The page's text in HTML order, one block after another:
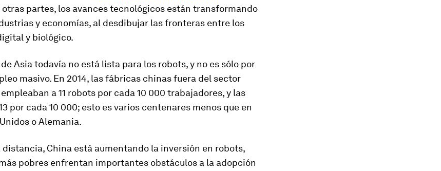
otras partes, los avances tecnológicos están transformando
y economías, al desdibujar las fronteras entre los
y biológico.
Asia todavía no está lista para los robots, y no es sólo por
masivo. En 2014, las fábricas chinas fuera del sector
a 11 robots por cada 10 000 trabajadores, y las
por cada 10 000; esto es varios centenares menos que en
o Alemania.
distancia, China está aumentando la inversión en robots,
pobres enfrentan importantes obstáculos a la adopción